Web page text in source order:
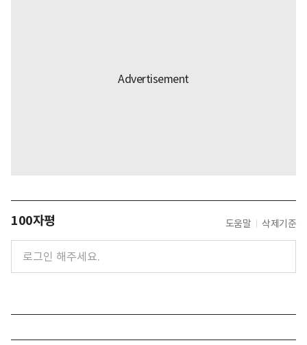
100자평 도움말 삭제기준